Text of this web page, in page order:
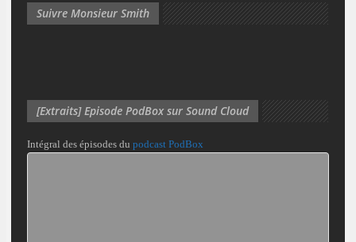
Suivre Monsieur Smith
[Extraits] Episode PodBox sur Sound Cloud
Intégral des épisodes du podcast PodBox